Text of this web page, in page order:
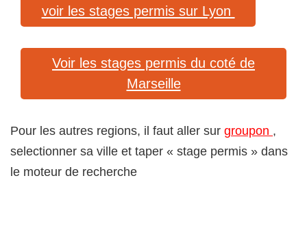
voir les stages permis sur Lyon
Voir les stages permis du coté de
Marseille
Pour les autres regions, il faut aller sur groupon ,
selectionner sa ville et taper « stage permis » dans
le moteur de recherche